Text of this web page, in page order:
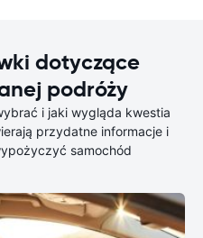
dotyczące
podróży
i jaki wygląda kwestia
przydatne informacje i
samochód